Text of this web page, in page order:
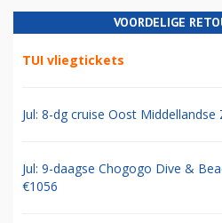
VOORDELIGE
TUI vliegtickets
Jul: 8-dg cruise Oost Middellandse
Jul: 9-daagse Chogogo Dive &
€1056